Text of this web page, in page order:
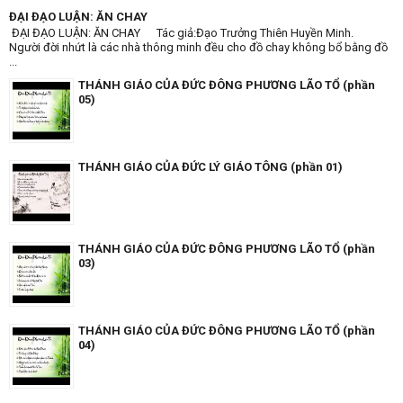
ĐẠI ĐẠO LUẬN: ĂN CHAY
ĐẠI ĐẠO LUẬN: ĂN CHAY Tác giả:Đạo Trưởng Thiên Huyền Minh.
Người đời nhứt là các nhà thông minh đều cho đồ chay không bổ bằng đồ
...
THÁNH GIÁO CỦA ĐỨC ĐÔNG PHƯƠNG LÃO TỔ (phần
05)
THÁNH GIÁO CỦA ĐỨC LÝ GIÁO TÔNG (phần 01)
THÁNH GIÁO CỦA ĐỨC ĐÔNG PHƯƠNG LÃO TỔ (phần
03)
THÁNH GIÁO CỦA ĐỨC ĐÔNG PHƯƠNG LÃO TỔ (phần
04)